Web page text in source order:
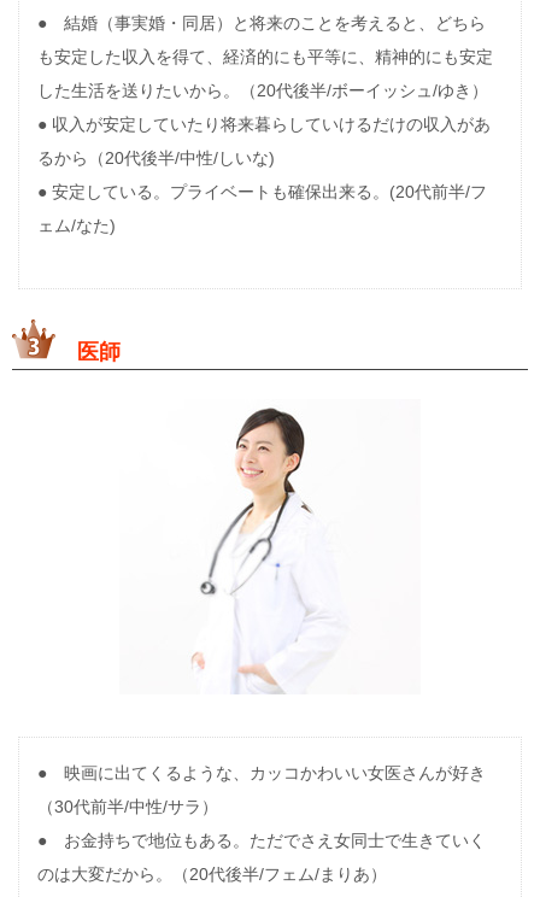
● 結婚（事実婚・同居）と将来のことを考えると、どちら
も安定した収入を得て、経済的にも平等に、精神的にも安定
した生活を送りたいから。（20代後半/ボーイッシュ/ゆき）
● 収入が安定していたり将来暮らしていけるだけの収入があ
るから（20代後半/中性/しいな)
● 安定している。プライベートも確保出来る。(20代前半/フ
ェム/なた)
医師
● 映画に出てくるような、カッコかわいい女医さんが好き
（30代前半/中性/サラ）
● お金持ちで地位もある。ただでさえ女同士で生きていく
のは大変だから。（20代後半/フェム/まりあ）